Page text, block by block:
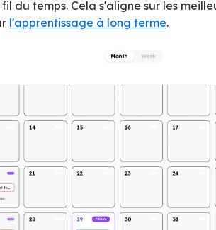
du temps. Cela s'aligne sur les
l'apprentissage à long terme.